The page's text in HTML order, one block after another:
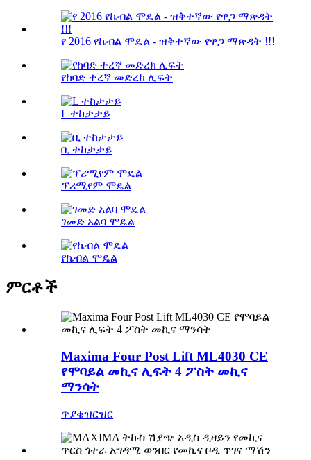
የ 2016 የኬብል ሞዴል - ዝቅተኛው የዋጋ ማጽዳት !!!
የከባድ ተረኛ መድረክ ሊፍት
L ተከታታይ
ቢ ተከታታይ
ፕሪሚየም ሞዴል
ገመድ አልባ ሞዴል
የኬብል ሞዴል
ምርቶች
Maxima Four Post Lift ML4030 CE
የሞባይል መኪና ሊፍት 4 ፖስት መኪና
ማንሳት
ጥያቄዝርዝር